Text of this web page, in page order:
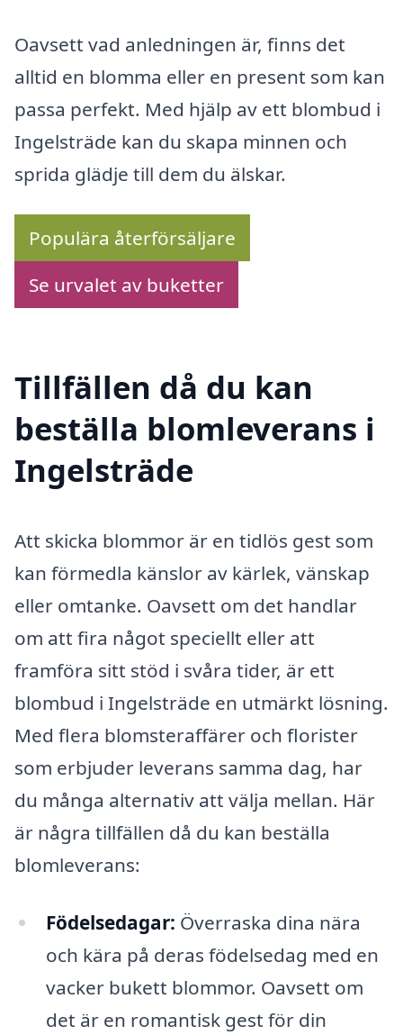
Oavsett vad anledningen är, finns det
alltid en blomma eller en present som kan
passa perfekt. Med hjälp av ett blombud i
Ingelsträde kan du skapa minnen och
sprida glädje till dem du älskar.
Populära återförsäljare
Se urvalet av buketter
Tillfällen då du kan
beställa blomleverans i
Ingelsträde
Att skicka blommor är en tidlös gest som
kan förmedla känslor av kärlek, vänskap
eller omtanke. Oavsett om det handlar
om att fira något speciellt eller att
framföra sitt stöd i svåra tider, är ett
blombud i Ingelsträde en utmärkt lösning.
Med flera blomsteraffärer och florister
som erbjuder leverans samma dag, har
du många alternativ att välja mellan. Här
är några tillfällen då du kan beställa
blomleverans:
Födelsedagar: Överraska dina nära
och kära på deras födelsedag med en
vacker bukett blommor. Oavsett om
det är en romantisk gest för din